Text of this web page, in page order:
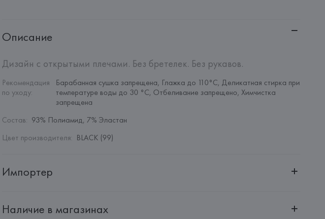
Описание
Дизайн с открытыми плечами. Без бретелек. Без рукавов.
Рекомендация
по уходу:
Барабанная сушка запрещена, Глажка до 110°C, Деликатная стирка при
температуре воды до 30 °C, Отбеливание запрещено, Химчистка
запрещена
Состав: 93% Полиамид, 7% Эластан
Цвет производителя: BLACK (99)
Импортер
Адрес: Республика Беларусь, 220030, г. Минск, ул. Немига, 5, пом. 39, ком. 1
Наличие в магазинах